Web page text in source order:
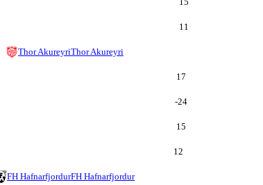
11
Thor AkureyriThor Akureyri
17
-24
15
12
FH HafnarfjordurFH Hafnarfjordur